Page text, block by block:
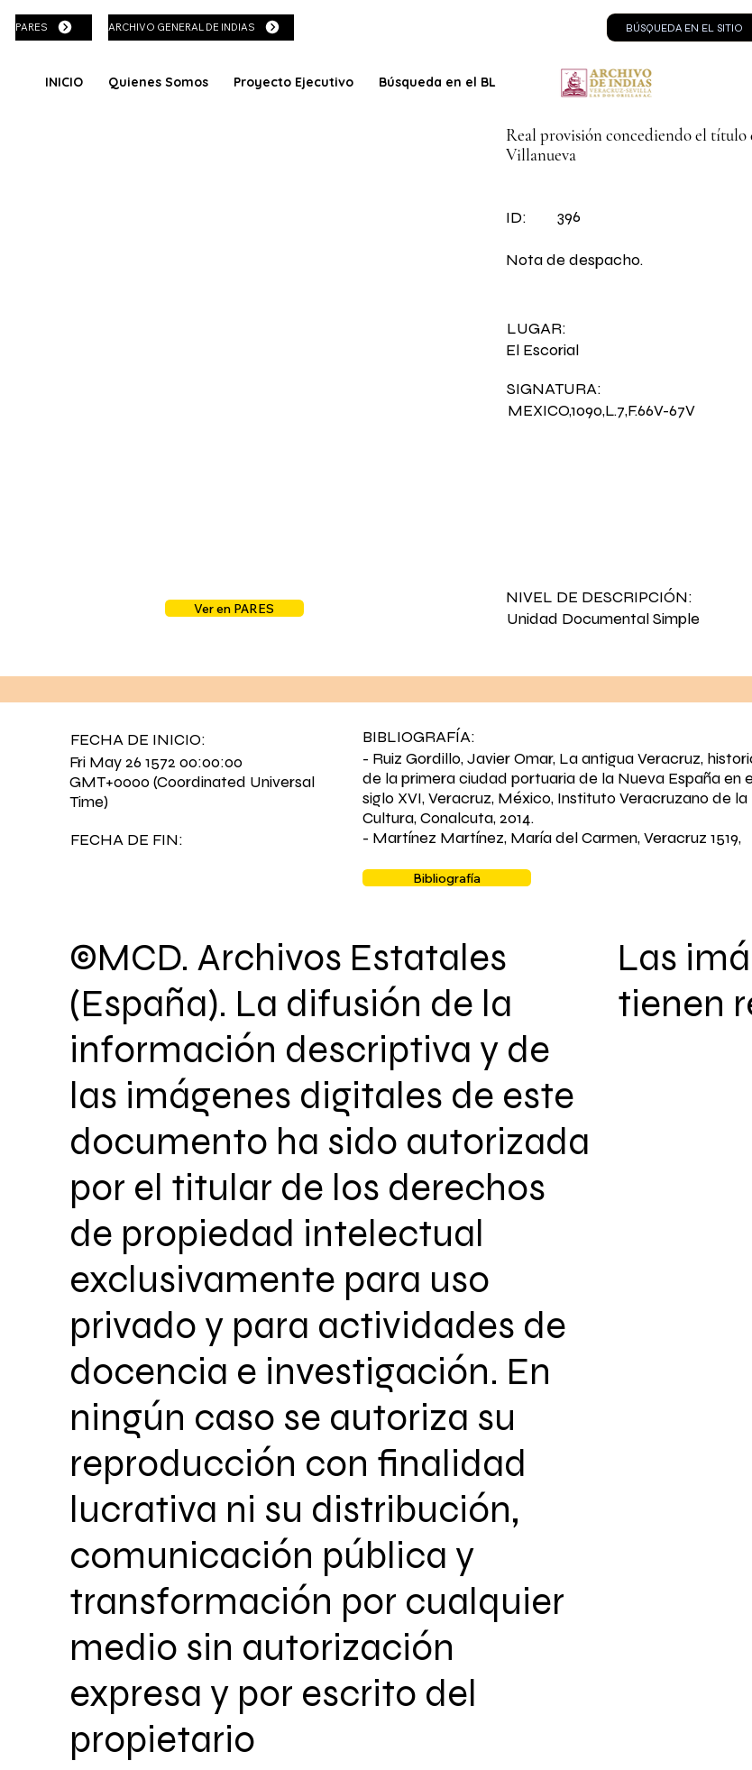
PARES ARCHIVO GENERAL DE INDIAS
INICIO Quienes Somos Proyecto Ejecutivo Búsqueda en el BLOG Contacto
Real provisión concediendo el título
Villanueva
ID: 396
Nota de despacho.
SIGNATURA:
MEXICO,1090,L.7,F.66V-67V
LUGAR:
El Escorial
NIVEL DE DESCRIPCIÓN:
Unidad Documental Simple
Ver en PARES
FECHA DE FIN:
FECHA DE INICIO:
Fri May 26 1572 00:00:00
GMT+0000 (Coordinated Universal
Time)
©MCD. Archivos Estatales
(España). La difusión de la
información descriptiva y de
las imágenes digitales de este
documento ha sido autorizada
por el titular de los derechos
de propiedad intelectual
exclusivamente para uso
privado y para actividades de
docencia e investigación. En
ningún caso se autoriza su
reproducción con finalidad
lucrativa ni su distribución,
comunicación pública y
transformación por cualquier
medio sin autorización
expresa y por escrito del
propietario
BIBLIOGRAFÍA:
- Ruiz Gordillo, Javier Omar, La antigua Veracruz,
de la primera ciudad portuaria de la Nueva España en
siglo XVI, Veracruz, México, Instituto Veracruzano de la
Cultura, Conalcuta, 2014.
- Martínez Martínez, María del Carmen, Veracruz 1519,
Bibliografía
Las
tienen